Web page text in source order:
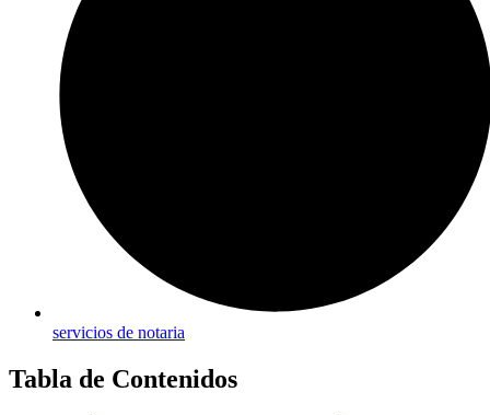
servicios de notaria
Tabla de Contenidos